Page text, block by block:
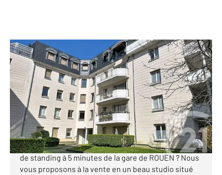
ROUEN 76
23 m2, 1 pièce
Ref : 34168
Appartement F1 à vendre
99 800 €
[C A VENDRE] ROUEN GARE Vous recherchez un
studio avec place de parking dans une copropriété
de standing à 5 minutes de la gare de ROUEN ? Nous
vous proposons à la vente en un beau studio situé